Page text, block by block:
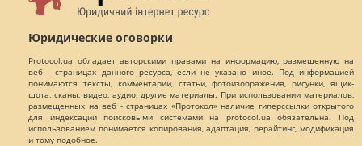
Юридические оговорки
Protocol.ua обладает авторскими правами на информацию, размещенную на
веб - страницах данного ресурса, если не указано иное. Под информацией
понимаются тексты, комментарии, статьи, фотоизображения, рисунки, ящик-
шота, сканы, видео, аудио, другие материалы. При использовании материалов,
размещенных на веб - страницах «Протокол» наличие гиперссылки открытого
для индексации поисковыми системами на protocol.ua обязательна. Под
использованием понимается копирования, адаптация, рерайтинг, модификация
и тому подобное.